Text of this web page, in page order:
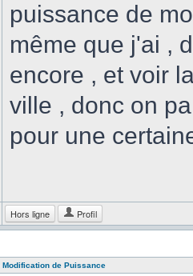
puissance de
même que j'ai ,
encore , et voir
ville , donc on
pour une
Hors ligne Profil
Modification de Puissance